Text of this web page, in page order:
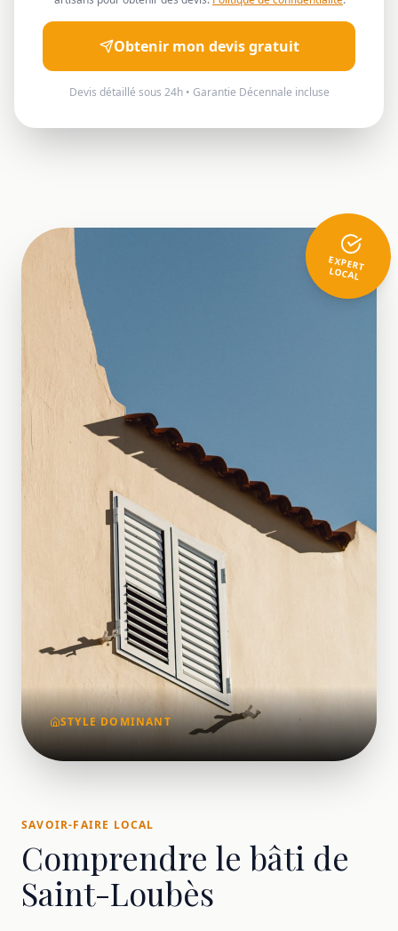
Obtenir mon devis gratuit
Devis détaillé sous 24h • Garantie Décennale incluse
SAVOIR-FAIRE LOCAL
Comprendre le bâti de
Saint-Loubès
EXPERT
LOCAL
STYLE DOMINANT